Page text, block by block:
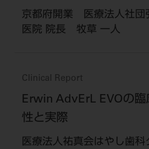
京都府開業 医療法人社団
医院 院長 牧草 一人
Clinical Report
Erwin AdvErL EVOの臨
性と実際
医療法人祐真会はやし歯科